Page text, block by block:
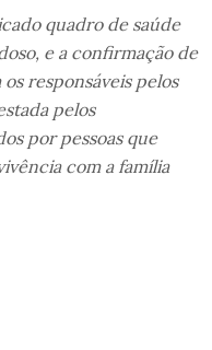
quadro de saúde
e a confirmação de
responsáveis pelos
pelos
por pessoas que
com a família